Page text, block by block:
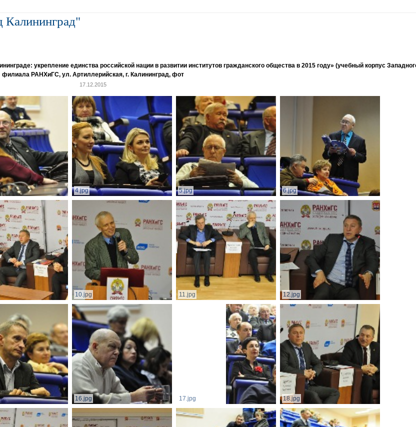
Калининград"
укрепление единства российской нации в развитии институтов гражданского общества в 2015 году» (учебный корпус
филиала РАНХиГС, ул. Артиллерийская, г. Калининград, фот
17.12.2015
4.jpg 5.jpg 6.jpg
10.jpg 11.jpg 12.jpg
16.jpg 17.jpg 18.jpg